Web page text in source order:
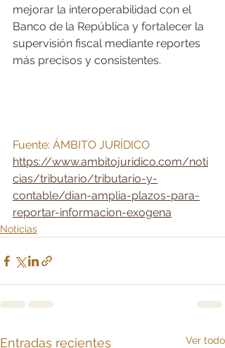
mejorar la interoperabilidad con el
Banco de la República y fortalecer la
supervisión fiscal mediante reportes
más precisos y consistentes.
Fuente: ÁMBITO JURÍDICO
https://www.ambitojuridico.com/noti
cias/tributario/tributario-y-
contable/dian-amplia-plazos-para-
reportar-informacion-exogena
Noticias
Entradas recientes Ver todo